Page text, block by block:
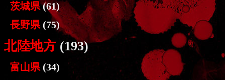
茨城県(61)
長野県 (75)
北陸地方 (193)
富山県 (34)